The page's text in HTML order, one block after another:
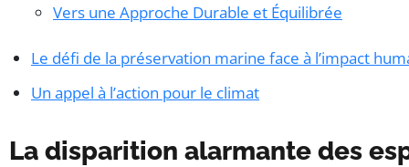
Vers une Approche Durable et Équilibrée
Le défi de la préservation marine face à l’impact
Un appel à l’action pour le climat
La disparition alarmante des